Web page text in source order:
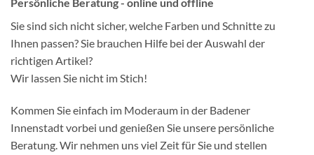
Persönliche Beratung - online und offline
Sie sind sich nicht sicher, welche Farben und Schnitte zu
Ihnen passen? Sie brauchen Hilfe bei der Auswahl der
richtigen Artikel?
Wir lassen Sie nicht im Stich!
Kommen Sie einfach im Moderaum in der Badener
Innenstadt vorbei und genießen Sie unsere persönliche
Beratung. Wir nehmen uns viel Zeit für Sie und stellen